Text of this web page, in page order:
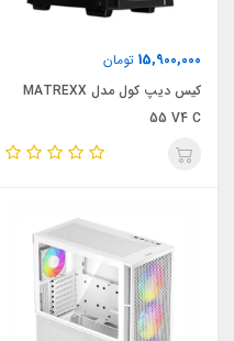
15,900,000 تومان
کیس دیپ کول مدل MATREXX
55 V4 C